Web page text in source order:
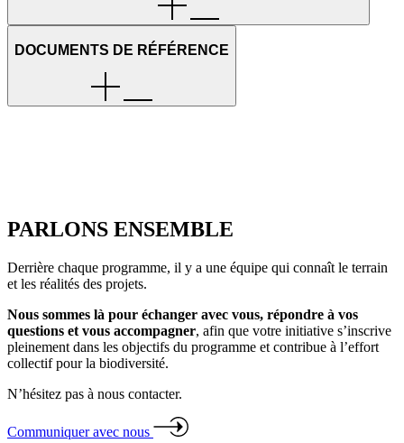
DOCUMENTS DE RÉFÉRENCE
PARLONS ENSEMBLE
Derrière chaque programme, il y a une équipe qui connaît le terrain
et les réalités des projets.
Nous sommes là pour échanger avec vous, répondre à vos
questions et vous accompagner, afin que votre initiative s’inscrive
pleinement dans les objectifs du programme et contribue à l’effort
collectif pour la biodiversité.
N’hésitez pas à nous contacter.
Communiquer avec nous